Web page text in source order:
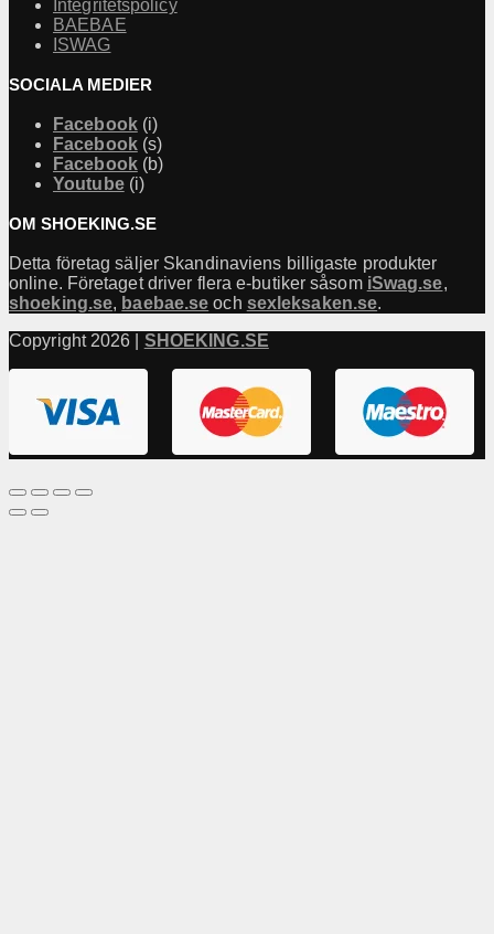
Integritetspolicy
BAEBAE
ISWAG
SOCIALA MEDIER
Facebook(i)
Facebook(s)
Facebook(b)
Youtube(i)
OM SHOEKING.SE
Detta företag säljer Skandinaviens billigaste produkter
online. Företaget driver flera e-butiker såsom iSwag.se,
shoeking.se, baebae.se och sexleksaken.se.
Copyright 2026 | SHOEKING.SE